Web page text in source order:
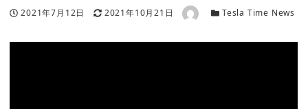
投稿日
2021年7月12日 更新日
2021年10月21日 著者 カテゴリー
Tesla Time News